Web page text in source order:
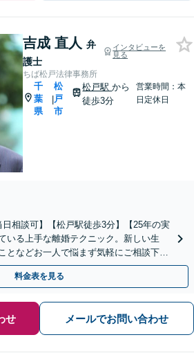
吉成 直人 弁
護士
インタビューを
見る
ちば松戸法律事務所
千
葉
県
|
松
戸
市
松戸駅から
徒歩3分
営業時間：本
日定休日
日相談可】【松戸駅徒歩3分】【25年の実
いる上手な離婚テクニック。新しい生
となどお一人で悩まず気軽にご相談下さ
婚など弁護経験豊富です。
料金表を見る
せ メールでお問い合わせ